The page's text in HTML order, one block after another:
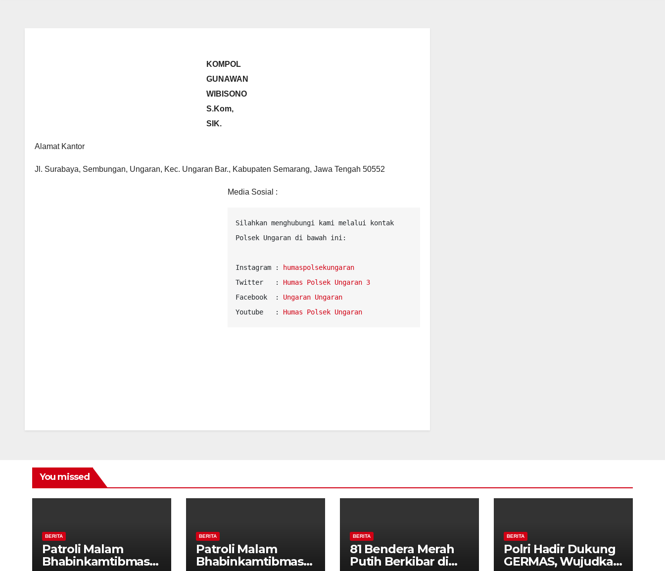
KOMPOL
GUNAWAN
WIBISONO
S.Kom,
SIK.
Alamat Kantor
Jl. Surabaya, Sembungan, Ungaran, Kec. Ungaran Bar., Kabupaten Semarang, Jawa Tengah 50552
Media Sosial :
Silahkan menghubungi kami melalui kontak
Polsek Ungaran di bawah ini:
Instagram : humaspolsekungaran
Twitter   : Humas Polsek Ungaran 3
Facebook  : Ungaran Ungaran
Youtube   : Humas Polsek Ungaran
You missed
BERITA
Patroli Malam
Bhabinkamtibmas
BERITA
Patroli Malam
Bhabinkamtibmas
BERITA
81 Bendera Merah
Putih Berkibar di
BERITA
Polri Hadir Dukung
GERMAS, Wujudkan